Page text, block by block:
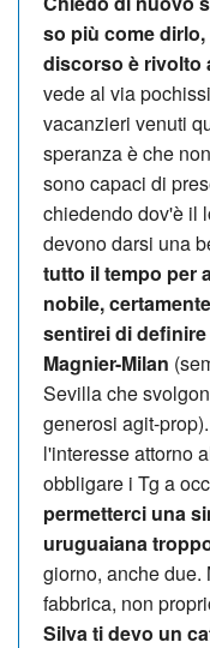
so più come
discorso è rivolto
vede al via
vacanzieri venuti
speranza è che
sono capaci di
chiedendo dov'è il
devono darsi una
tutto il tempo per
nobile,
sentirei di
Magnier-Milan
Sevilla che
generosi agit-
l'interesse attorno
obbligare i Tg a
permetterci una
uruguaiana
giorno, anche due.
fabbrica, non
Silva ti devo un